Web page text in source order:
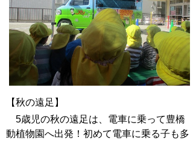
【秋の遠足】
5歳児の秋の遠足は、電車に乗って豊橋
動植物園へ出発！初めて電車に乗る子も多